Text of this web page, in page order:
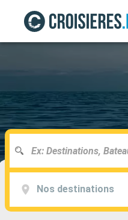
Nos destinations